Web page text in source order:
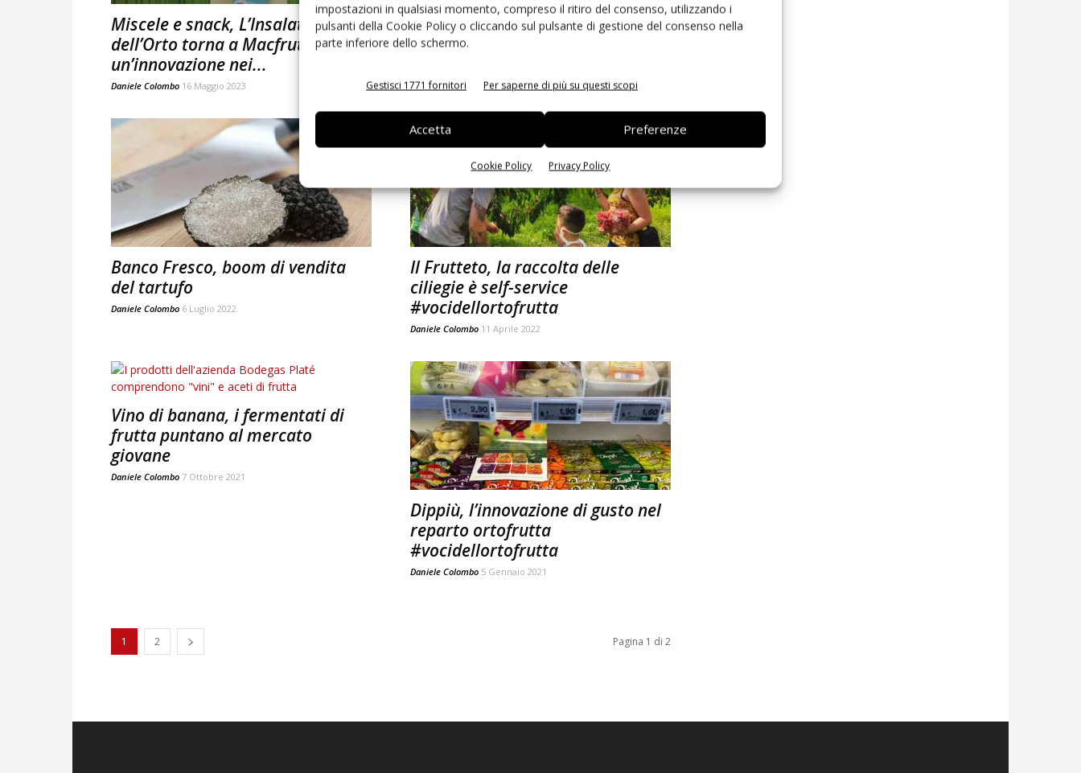
impostazioni in qualsiasi momento, compreso il ritiro del consenso, utilizzando i
pulsanti della Cookie Policy o cliccando sul pulsante di gestione del consenso nella
parte inferiore dello schermo.
Gestisci 1771 fornitori Per saperne di più su questi scopi
Accetta Preferenze
Cookie Policy Privacy Policy
Miscele e snack, L’Insalata
dell’Orto torna a Macfrut con
un’innovazione nei...
Daniele Colombo 16 Maggio 2023
Il trend dell’aperitivo italiano nel
mondo spinge Olive Ficacci
Banco Fresco, boom di vendita
del tartufo
Daniele Colombo 6 Luglio 2022
Il Frutteto, la raccolta delle
ciliegie è self-service
#vocidellortofrutta
Daniele Colombo 11 Aprile 2022
Vino di banana, i fermentati di
frutta puntano al mercato
giovane
Daniele Colombo 7 Ottobre 2021
Dippiù, l’innovazione di gusto nel
reparto ortofrutta
#vocidellortofrutta
Daniele Colombo 5 Gennaio 2021
1 2 Pagina 1 di 2